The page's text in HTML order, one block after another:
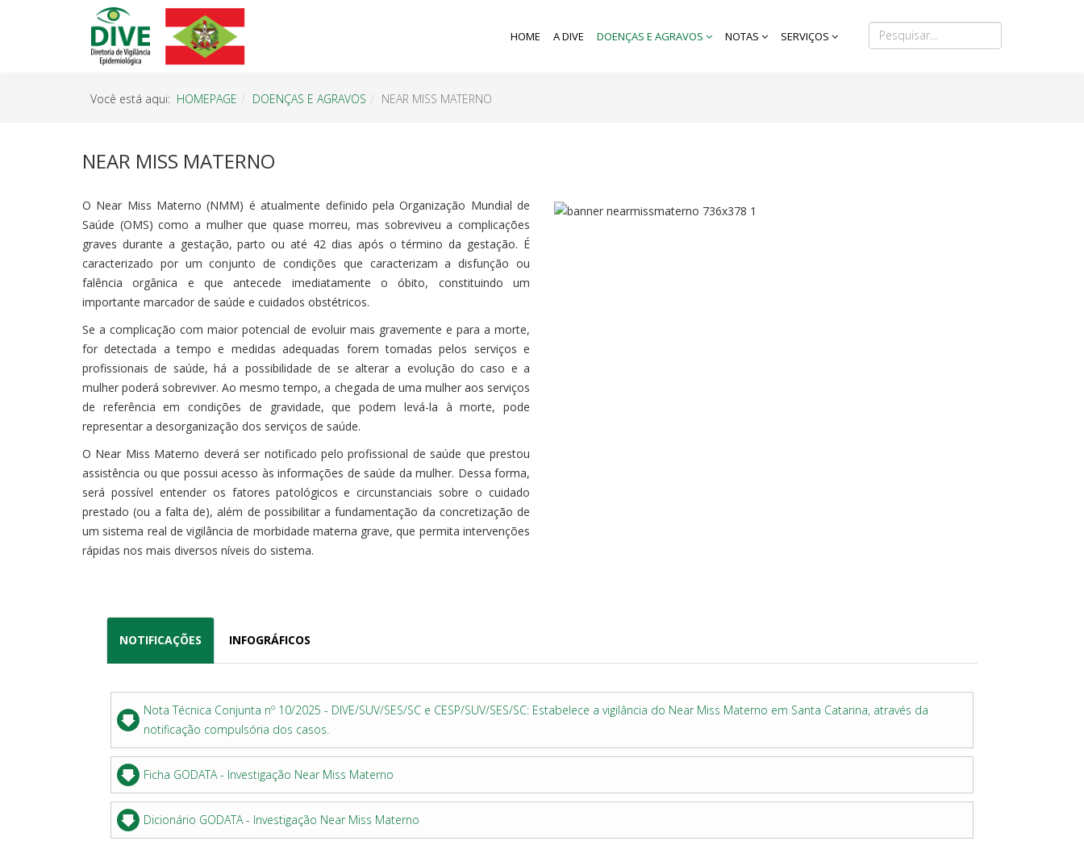
HOME A DIVE DOENÇAS E AGRAVOS NOTAS SERVIÇOS
Você está aqui: HOMEPAGE DOENÇAS E AGRAVOS NEAR MISS MATERNO
NEAR MISS MATERNO
O Near Miss Materno (NMM) é atualmente definido pela Organização Mundial de
Saúde (OMS) como a mulher que quase morreu, mas sobreviveu a complicações
graves durante a gestação, parto ou até 42 dias após o término da gestação. É
caracterizado por um conjunto de condições que caracterizam a disfunção ou
falência orgânica e que antecede imediatamente o óbito, constituindo um
importante marcador de saúde e cuidados obstétricos.
Se a complicação com maior potencial de evoluir mais gravemente e para a morte,
for detectada a tempo e medidas adequadas forem tomadas pelos serviços e
profissionais de saúde, há a possibilidade de se alterar a evolução do caso e a
mulher poderá sobreviver. Ao mesmo tempo, a chegada de uma mulher aos serviços
de referência em condições de gravidade, que podem levá-la à morte, pode
representar a desorganização dos serviços de saúde.
O Near Miss Materno deverá ser notificado pelo profissional de saúde que prestou
assistência ou que possui acesso às informações de saúde da mulher. Dessa forma,
será possível entender os fatores patológicos e circunstanciais sobre o cuidado
prestado (ou a falta de), além de possibilitar a fundamentação da concretização de
um sistema real de vigilância de morbidade materna grave, que permita intervenções
rápidas nos mais diversos níveis do sistema.
NOTIFICAÇÕES INFOGRÁFICOS
Nota Técnica Conjunta nº 10/2025 - DIVE/SUV/SES/SC e CESP/SUV/SES/SC: Estabelece a vigilância do Near Miss Materno em Santa Catarina, através da
notificação compulsória dos casos.
Ficha GODATA - Investigação Near Miss Materno
Dicionário GODATA - Investigação Near Miss Materno